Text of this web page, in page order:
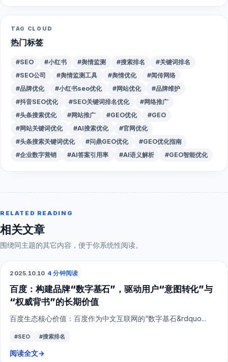
TAG CLOUD
热门标签
#SEO #小红书 #舆情监测 #搜索排名
#关键词排名
#SEO公司
#舆情监测工具 #舆情优化
#闻传网络
#品牌优化
#小红书seo优化 #网站优化
#品牌维护
#抖音SEO优化
#SEO关键词排名优化
#网络推广
#头条搜索优化
#网站推广 #GEO优化
#GEO
#网站关键词优化
#AI搜索优化
#官网优化
#头条搜索关键词优化
#问鼎GEO优化
#GEO优化指南
#企业数字营销
#AI答案引用率 #AI语义解析 #GEO智能优化
RELATED READING
相关文章
围绕同主题的其它内容，便于你系统性阅读。
SEO
2025.10.10·4 分钟阅读
百度：构建品牌“数字基石”，驱动用户“意图转化”与
“权威背书”的长期价值
百度生态核心价值：百度作为中文互联网的“数字基石&rdquo...
#SEO #搜索排名
阅读全文→